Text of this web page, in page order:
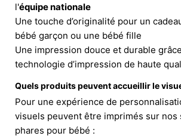
l'équipe nationale
Une touche d’originalité pour un
bébé garçon ou une bébé fille
Une impression douce et durable
technologie d’impression de haute
Quels produits peuvent accueillir le
Pour une expérience de
visuels peuvent être imprimés sur nos
phares pour bébé :